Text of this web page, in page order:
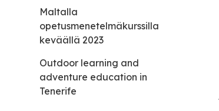
Maltalla
opetusmenetelmäkurssilla
keväällä 2023
Outdoor learning and
adventure education in
Tenerife